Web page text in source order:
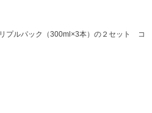
プルパック（300ml×3本）の２セット コ